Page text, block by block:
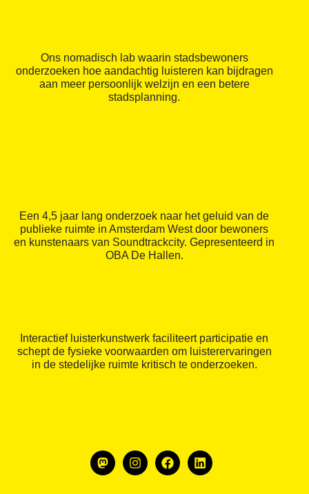
Ons nomadisch lab waarin stadsbewoners
onderzoeken hoe aandachtig luisteren kan bijdragen
aan meer persoonlijk welzijn en een betere
stadsplanning.
Een 4,5 jaar lang onderzoek naar het geluid van de
publieke ruimte in Amsterdam West door bewoners
en kunstenaars van Soundtrackcity. Gepresenteerd in
OBA De Hallen.
Interactief luisterkunstwerk faciliteert participatie en
schept de fysieke voorwaarden om luisterervaringen
in de stedelijke ruimte kritisch te onderzoeken.